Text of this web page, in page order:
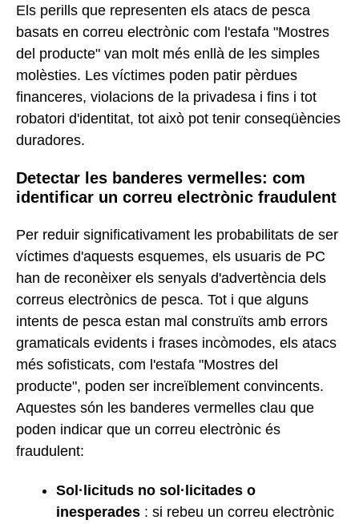
Els perills que representen els atacs de pesca
basats en correu electrònic com l'estafa "Mostres
del producte" van molt més enllà de les simples
molèsties. Les víctimes poden patir pèrdues
financeres, violacions de la privadesa i fins i tot
robatori d'identitat, tot això pot tenir conseqüències
duradores.
Detectar les banderes vermelles: com
identificar un correu electrònic fraudulent
Per reduir significativament les probabilitats de ser
víctimes d'aquests esquemes, els usuaris de PC
han de reconèixer els senyals d'advertència dels
correus electrònics de pesca. Tot i que alguns
intents de pesca estan mal construïts amb errors
gramaticals evidents i frases incòmodes, els atacs
més sofisticats, com l'estafa "Mostres del
producte", poden ser increïblement convincents.
Aquestes són les banderes vermelles clau que
poden indicar que un correu electrònic és
fraudulent:
Sol·licituds no sol·licitades o
inesperades : si rebeu un correu electrònic